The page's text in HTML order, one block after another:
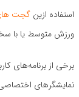
استفاده ازین گجت
ورزش متوسط یا با
برخی از برنامه‌های
نمایشگرهای